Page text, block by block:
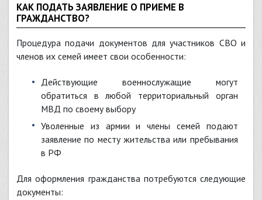
КАК ПОДАТЬ ЗАЯВЛЕНИЕ О ПРИЕМЕ В
ГРАЖДАНСТВО?
Процедура подачи документов для участников СВО и
членов их семей имеет свои особенности:
Действующие военнослужащие могут
обратиться в любой территориальный орган
МВД по своему выбору
Уволенные из армии и члены семей подают
заявление по месту жительства или пребывания
в РФ
Для оформления гражданства потребуются следующие
документы: